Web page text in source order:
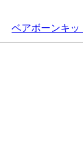
ベアボーンキッ